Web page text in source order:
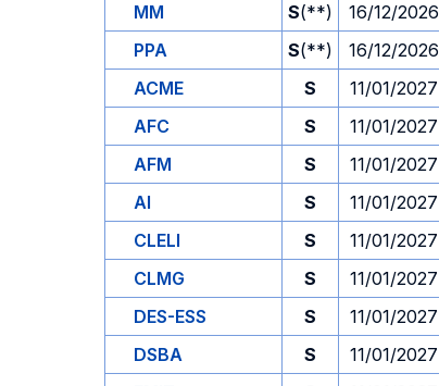
MM
S(**) 16/12/2026
PPA
S(**) 16/12/2026
ACME
S 11/01/2027
AFC
S 11/01/2027
AFM
S 11/01/2027
AI
S 11/01/2027
CLELI
S 11/01/2027
CLMG
S 11/01/2027
DES-ESS
S 11/01/2027
DSBA
S 11/01/2027